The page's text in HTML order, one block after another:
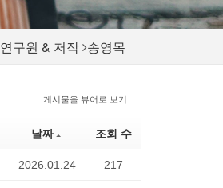
연구원 & 저작 송영목
게시물을 뷰어로 보기
날짜 조회 수
2026.01.24 217